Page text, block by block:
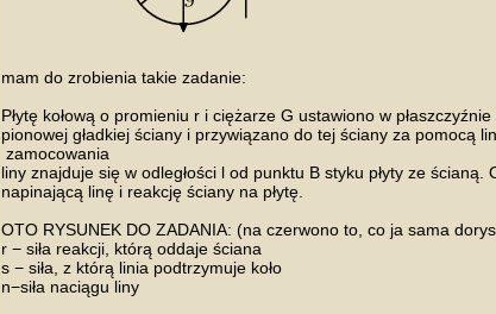
mam do zrobienia takie zadanie:
Płytę kołową o promieniu r i ciężarze G ustawiono w
pionowej gładkiej ściany i przywiązano do tej ściany za pomocą
zamocowania
liny znajduje się w odległości l od punktu B styku płyty ze ścianą.
napinającą linę i reakcję ściany na płytę.
OTO RYSUNEK DO ZADANIA: (na czerwono to, co ja sama
r − siła reakcji, którą oddaje ściana
s − siła, z którą linia podtrzymuje koło
n−siła naciągu liny